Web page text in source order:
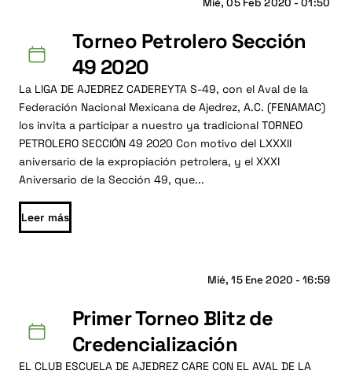
Mié, 05 Feb 2020 - 01:50
Torneo Petrolero Sección
49 2020
La LIGA DE AJEDREZ CADEREYTA S-49, con el Aval de la
Federación Nacional Mexicana de Ajedrez, A.C. (FENAMAC)
los invita a participar a nuestro ya tradicional TORNEO
PETROLERO SECCIÓN 49 2020 Con motivo del LXXXII
aniversario de la expropiación petrolera, y el XXXI
Aniversario de la Sección 49, que...
Leer más
Mié, 15 Ene 2020 - 16:59
Primer Torneo Blitz de
Credencialización
EL CLUB ESCUELA DE AJEDREZ CARE CON EL AVAL DE LA